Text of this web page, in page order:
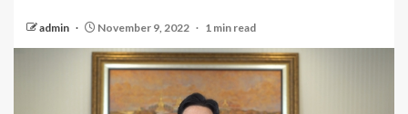
admin November 9, 2022 1 min read